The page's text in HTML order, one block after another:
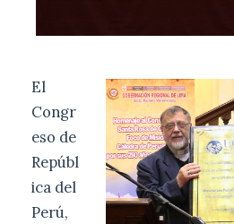
El
Congr
eso de
Repúbl
ica del
Perú,